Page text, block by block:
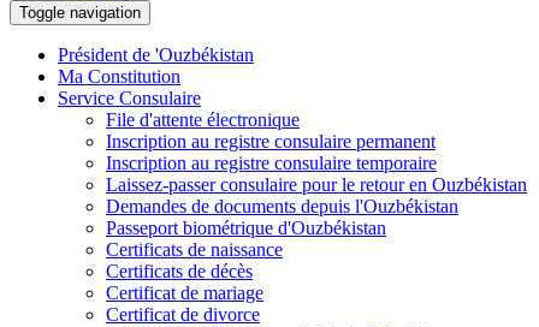
Toggle navigation
Président de 'Ouzbékistan
Ma Constitution
Service Consulaire
File d'attente électronique
Inscription au registre consulaire permanent
Inscription au registre consulaire temporaire
Laissez-passer consulaire pour le retour en Ouzbékistan
Demandes de documents depuis l'Ouzbékistan
Passeport biométrique d'Ouzbékistan
Certificats de naissance
Certificats de décès
Certificat de mariage
Certificat de divorce